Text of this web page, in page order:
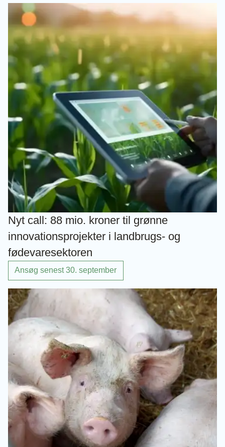
Nyt call: 88 mio. kroner til grønne
innovationsprojekter i landbrugs- og
fødevaresektoren
Ansøg senest 30. september